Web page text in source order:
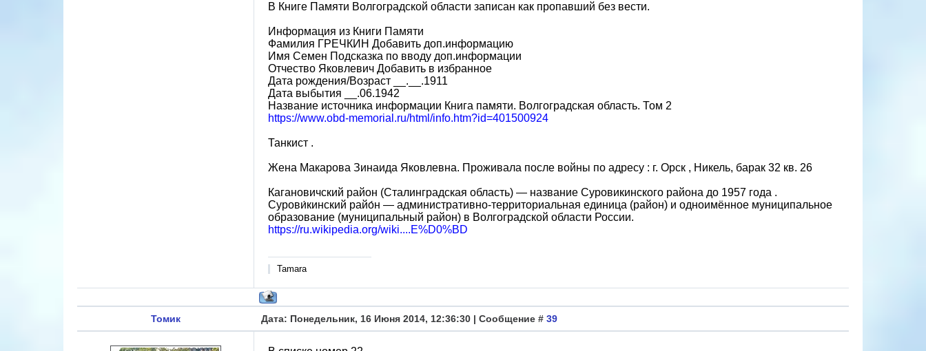
В Книге Памяти Волгоградской области записан как пропавший без вести.
Информация из Книги Памяти
Фамилия ГРЕЧКИН Добавить доп.информацию
Имя Семен Подсказка по вводу доп.информации
Отчество Яковлевич Добавить в избранное
Дата рождения/Возраст __.__.1911
Дата выбытия __.06.1942
Название источника информации Книга памяти. Волгоградская область. Том 2
https://www.obd-memorial.ru/html/info.htm?id=401500924
Танкист .
Жена Макарова Зинаида Яковлевна. Проживала после войны по адресу : г. Орск , Никель, барак 32 кв. 26
Кагановичский район (Сталинградская область) — название Суровикинского района до 1957 года .
Сурови́кинский райо́н — административно-территориальная единица (район) и одноимённое муниципальное
образование (муниципальный район) в Волгоградской области России.
https://ru.wikipedia.org/wiki....E%D0%BD
Tamara
Томик Дата: Понедельник, 16 Июня 2014, 12:36:30 | Сообщение # 39